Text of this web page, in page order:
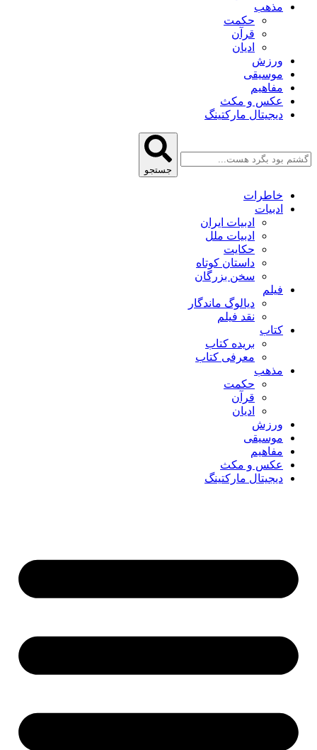
مذهب
حکمت
قرآن
ادیان
ورزش
موسیقی
مفاهیم
عکس و مکث
دیجیتال مارکتینگ
جستجو
خاطرات
ادبیات
ادبیات ایران
ادبیات ملل
حکایت
داستان کوتاه
سخن بزرگان
فیلم
دیالوگ ماندگار
نقد فیلم
کتاب
بریده کتاب
معرفی کتاب
مذهب
حکمت
قرآن
ادیان
ورزش
موسیقی
مفاهیم
عکس و مکث
دیجیتال مارکتینگ